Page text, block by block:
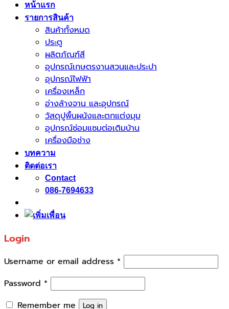
หน้าแรก
รายการสินค้า
สินค้าทั้งหมด
ประตู
ผลิตภัณฑ์สี
อุปกรณ์เกษตรงานสวนและประปา
อุปกรณ์ไฟฟ้า
เครื่องเหล็ก
อ่างล้างจาน และอุปกรณ์
วัสดุปูพื้นผนังและตกแต่งมุม
อุปกรณ์ซ่อมแซมต่อเติมบ้าน
เครื่องมือช่าง
บทความ
ติดต่อเรา
Contact
086-7694633
Login
Username or email address *
Password *
Remember me
Log in